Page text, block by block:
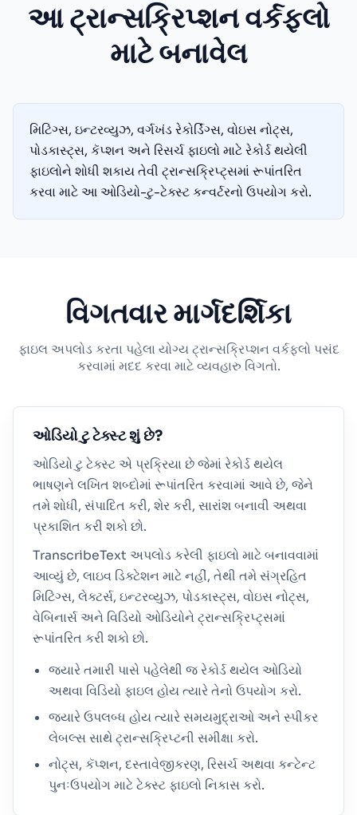
આ ટ્રાન્સક્રિપ્શન વર્કફ્લો
માટે બનાવેલ
મિટિંગ્સ, ઇન્ટરવ્યુઝ, વર્ગખંડ રેકોર્ડિંગ્સ, વોઇસ નોટ્સ,
પોડકાસ્ટ્સ, કૅપ્શન અને રિસર્ચ ફાઇલો માટે રેકોર્ડ થયેલી
ફાઇલોને શોધી શકાય તેવી ટ્રાન્સક્રિપ્ટ્સમાં રૂપાંતરિત
કરવા માટે આ ઓડિયો-ટુ-ટેક્સ્ટ કન્વર્ટરનો ઉપયોગ કરો.
વિગતવાર માર્ગદર્શિકા
ફાઇલ અપલોડ કરતા પહેલા યોગ્ય ટ્રાન્સક્રિપ્શન વર્કફ્લો પસંદ
કરવામાં મદદ કરવા માટે વ્યવહારુ વિગતો.
ઓડિયો ટુ ટેક્સ્ટ શું છે?
ઓડિયો ટુ ટેક્સ્ટ એ પ્રક્રિયા છે જેમાં રેકોર્ડ થયેલ
ભાષણને લખિત શબ્દોમાં રૂપાંતરિત કરવામાં આવે છે, જેને
તમે શોધી, સંપાદિત કરી, શેર કરી, સારાંશ બનાવી અથવા
પ્રકાશિત કરી શકો છો.
TranscribeText અપલોડ કરેલી ફાઇલો માટે બનાવવામાં
આવ્યું છે, લાઇવ ડિક્ટેશન માટે નહીં, તેથી તમે સંગ્રહિત
મિટિંગ્સ, લેક્ટર્સ, ઇન્ટરવ્યુઝ, પોડકાસ્ટ્સ, વોઇસ નોટ્સ,
વેબિનાર્સ અને વિડિયો ઓડિયોને ટ્રાન્સક્રિપ્ટ્સમાં
રૂપાંતરિત કરી શકો છો.
જ્યારે તમારી પાસે પહેલેથી જ રેકોર્ડ થયેલ ઓડિયો
અથવા વિડિયો ફાઇલ હોય ત્યારે તેનો ઉપયોગ કરો.
જ્યારે ઉપલબ્ધ હોય ત્યારે સમયમુદ્રાઓ અને સ્પીકર
લેબલ્સ સાથે ટ્રાન્સક્રિપ્ટની સમીક્ષા કરો.
નોટ્સ, કૅપ્શન, દસ્તાવેજીકરણ, રિસર્ચ અથવા કન્ટેન્ટ
પુનઃઉપયોગ માટે ટેક્સ્ટ ફાઇલો નિકાસ કરો.